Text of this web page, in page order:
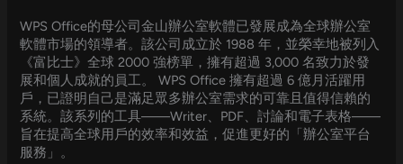
WPS Office的母公司金山辦公室軟體已發展成為全球辦公室
軟體市場的領導者。該公司成立於 1988 年，並榮幸地被列入
《富比士》全球 2000 強榜單，擁有超過 3,000 名致力於發
展和個人成就的員工。 WPS Office 擁有超過 6 億月活躍用
戶，已證明自己是滿足眾多辦公室需求的可靠且值得信賴的
系統。該系列的工具——Writer、PDF、討論和電子表格——
旨在提高全球用戶的效率和效益，促進更好的「辦公室平台
服務」。